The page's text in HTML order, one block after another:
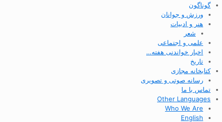
گوناگون
ورزش و جوانان
هنر و ادبیات
شعر
علمی و اجتماعی
اخبار خواندنی هفته…
تاریخ
کتابخانه مجازی
رسانه صوتی و تصویری
تماس با ما
Other Languages
Who We Are
English